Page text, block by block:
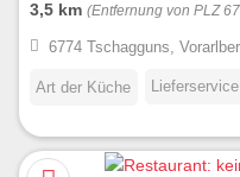
3,5 km (Entfernung von PLZ
6774 Tschagguns,
Art der Küche Lieferservice